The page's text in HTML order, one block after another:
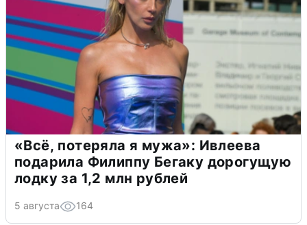
«Всё, потеряла я мужа»: Ивлеева
подарила Филиппу Бегаку дорогущую
лодку за 1,2 млн рублей
5 августа 164